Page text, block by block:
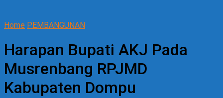
Home PEMBANGUNAN
Harapan Bupati AKJ Pada
Musrenbang RPJMD
Kabupaten Dompu